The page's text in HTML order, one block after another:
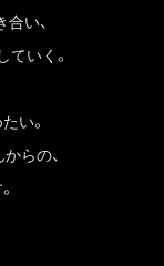
い、
いく。
い。
らの、